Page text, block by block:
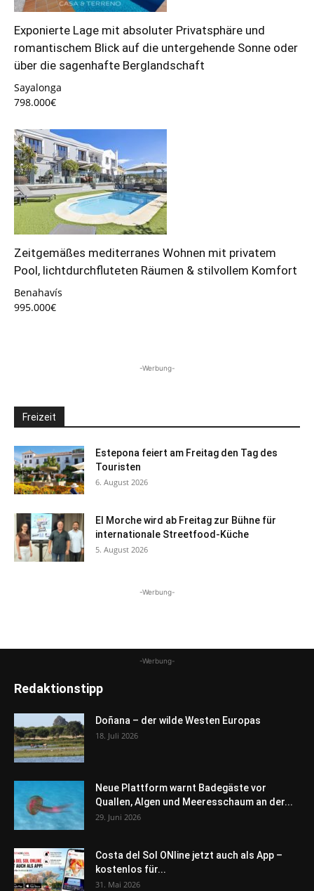
Exponierte Lage mit absoluter Privatsphäre und
romantischem Blick auf die untergehende Sonne oder
über die sagenhafte Berglandschaft
Sayalonga
798.000€
Zeitgemäßes mediterranes Wohnen mit privatem
Pool, lichtdurchfluteten Räumen & stilvollem Komfort
Benahavís
995.000€
-Werbung-
Freizeit
Estepona feiert am Freitag den Tag des
Touristen
6. August 2026
El Morche wird ab Freitag zur Bühne für
internationale Streetfood-Küche
5. August 2026
-Werbung-
-Werbung-
Redaktionstipp
Doñana – der wilde Westen Europas
18. Juli 2026
Neue Plattform warnt Badegäste vor
Quallen, Algen und Meeresschaum an der...
29. Juni 2026
Costa del Sol ONline jetzt auch als App –
kostenlos für...
31. Mai 2026